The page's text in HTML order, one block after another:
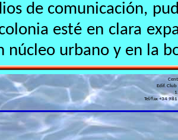
de comunicación,
esté en clara
núcleo urbano y en la
Edif.